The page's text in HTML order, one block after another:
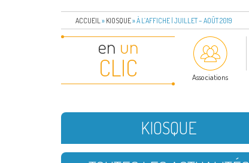
ACCUEIL » KIOSQUE»À L’AFFICHE | JUILLET – AOÛT 2019
en un
CLIC Associations
KIOSQUE